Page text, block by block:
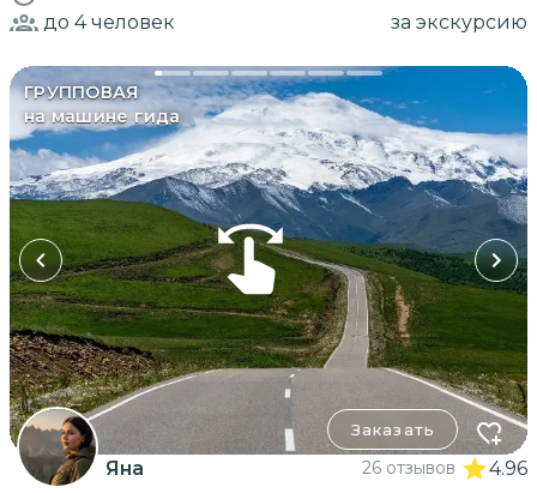
до 4человек за экскурсию
ГРУППОВАЯ
на машине гида
Заказать
Яна 26 отзывов 4.96